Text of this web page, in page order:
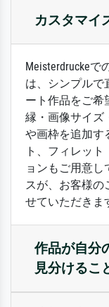
カスタマイ
Meisterdrucke
は、シンプルで
ート作品をご希
縁・画像サイズ
や画枠を追加す
ト、フィレッ
ョンもご用意
スが、お客様の
せていただきま
作品が自分
見分けるこ